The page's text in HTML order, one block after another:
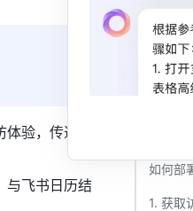
验，传递良
与飞书日历结
二、操
部署方
如何部
1. 获取